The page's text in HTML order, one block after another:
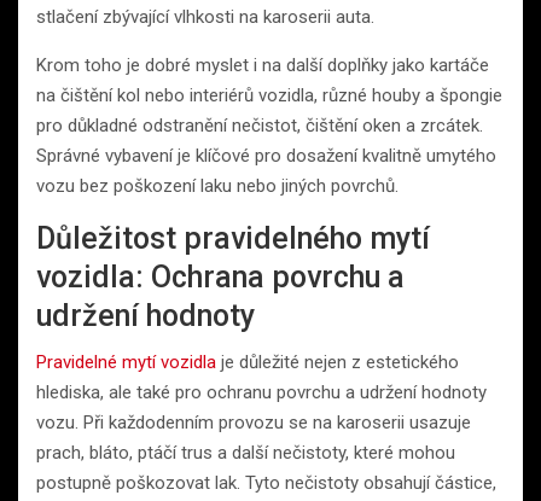
stlačení zbývající vlhkosti na karoserii auta.
Krom toho je dobré myslet i na další doplňky jako kartáče
na čištění kol nebo interiérů vozidla, různé houby a špongie
pro důkladné odstranění nečistot, čištění oken a zrcátek.
Správné vybavení je klíčové pro dosažení kvalitně umytého
vozu bez poškození laku nebo jiných povrchů.
Důležitost pravidelného mytí
vozidla: Ochrana povrchu a
udržení hodnoty
Pravidelné mytí vozidla je důležité nejen z estetického
hlediska, ale také pro ochranu povrchu a udržení hodnoty
vozu. Při každodenním provozu se na karoserii usazuje
prach, bláto, ptáčí trus a další nečistoty, které mohou
postupně poškozovat lak. Tyto nečistoty obsahují částice,